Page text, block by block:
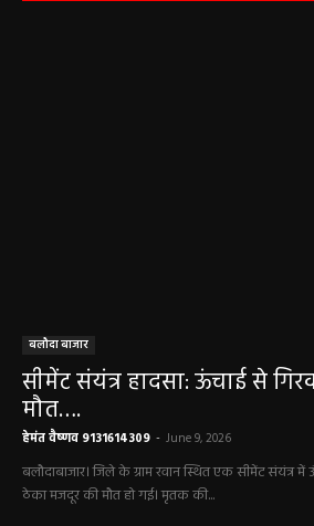
बलौदा बाजार
सीमेंट संयंत्र हादसा: ऊंचाई से
मौत….
हेमंत वैष्णव 9131614309 - June 9, 2026
बलौदाबाजार। जिले के ग्राम रवान स्थित एक सीमेंट
ठेका मजदूर की मौत हो गई। मृतक की...